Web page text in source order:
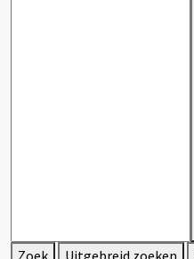
Zoek Uitgebreid zoeken